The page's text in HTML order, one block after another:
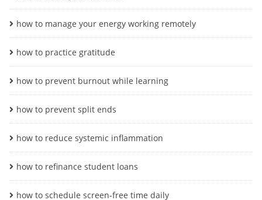
how to manage your energy working remotely
how to practice gratitude
how to prevent burnout while learning
how to prevent split ends
how to reduce systemic inflammation
how to refinance student loans
how to schedule screen-free time daily